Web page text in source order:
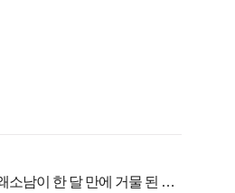
소남이 한 달 만에 거물 된 사